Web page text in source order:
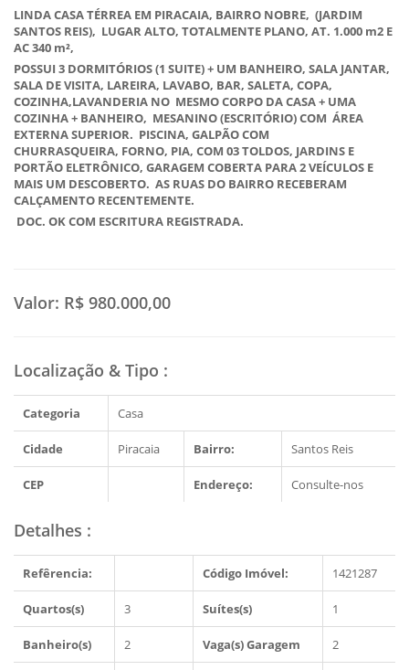
LINDA CASA TÉRREA EM PIRACAIA, BAIRRO NOBRE, (JARDIM
SANTOS REIS), LUGAR ALTO, TOTALMENTE PLANO, AT. 1.000 m2 E
AC 340 m²,
POSSUI 3 DORMITÓRIOS (1 SUITE) + UM BANHEIRO, SALA JANTAR,
SALA DE VISITA, LAREIRA, LAVABO, BAR, SALETA, COPA,
COZINHA,LAVANDERIA NO MESMO CORPO DA CASA + UMA
COZINHA + BANHEIRO, MESANINO (ESCRITÓRIO) COM ÁREA
EXTERNA SUPERIOR. PISCINA, GALPÃO COM
CHURRASQUEIRA, FORNO, PIA, COM 03 TOLDOS, JARDINS E
PORTÃO ELETRÔNICO, GARAGEM COBERTA PARA 2 VEÍCULOS E
MAIS UM DESCOBERTO. AS RUAS DO BAIRRO RECEBERAM
CALÇAMENTO RECENTEMENTE.
DOC. OK COM ESCRITURA REGISTRADA.
Valor: R$ 980.000,00
Localização & Tipo :
Categoria Casa
Cidade Piracaia Bairro: Santos Reis
CEP Endereço: Consulte-nos
Detalhes :
Refêrencia: Código Imóvel: 1421287
Quartos(s) 3 Suítes(s) 1
Banheiro(s) 2 Vaga(s) Garagem 2